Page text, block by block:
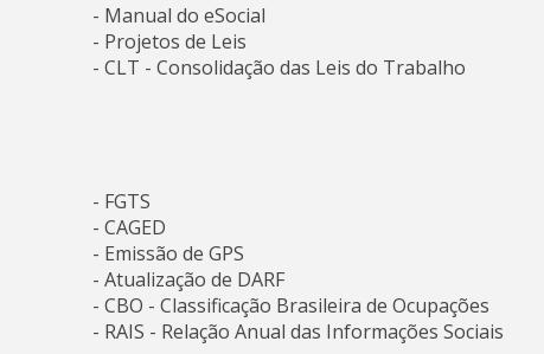
- Manual do eSocial
- Projetos de Leis
- CLT - Consolidação das Leis do Trabalho
- FGTS
- CAGED
- Emissão de GPS
- Atualização de DARF
- CBO - Classificação Brasileira de Ocupações
- RAIS - Relação Anual das Informações Sociais